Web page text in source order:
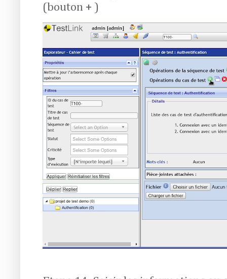
(bouton + )